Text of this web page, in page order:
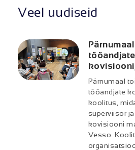
Veel uudiseid
tööandjate
Pärnumaal
tööandjate
koolitus,
superviisor
kovisiooni
Vesso.